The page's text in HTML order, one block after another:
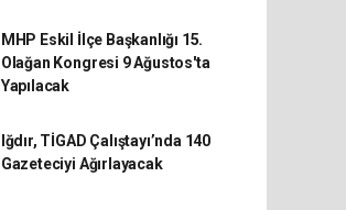
MHP Eskil İlçe Başkanlığı 15.
Olağan Kongresi 9 Ağustos'ta
Yapılacak
Iğdır, TİGAD Çalıştayı’nda 140
Gazeteciyi Ağırlayacak